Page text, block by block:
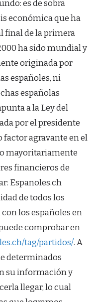
es de sobra
económica que ha
final de la primera
ha sido mundial y
originada por
españoles, ni
españolas
a la Ley del
por el presidente
factor agravante en el
mayoritariamente
financieros de
Espanoles.ch
de todos los
los españoles en
comprobar en
tag/partidos/. A
determinados
su información y
llegar, lo cual